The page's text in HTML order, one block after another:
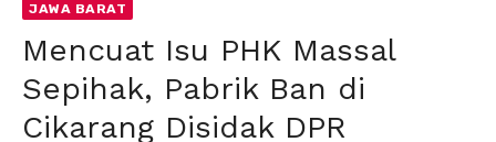
JAWA BARAT
Mencuat Isu PHK Massal
Sepihak, Pabrik Ban di
Cikarang Disidak DPR